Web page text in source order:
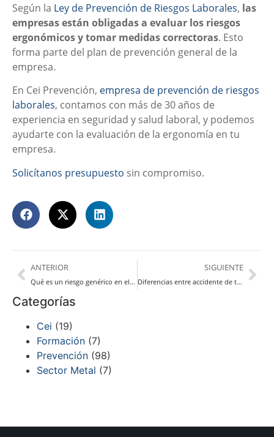
Según la Ley de Prevención de Riesgos Laborales, las
empresas están obligadas a evaluar los riesgos
ergonómicos y tomar medidas correctoras. Esto
forma parte del plan de prevención general de la
empresa.
En Cei Prevención, empresa de prevención de riesgos
laborales, contamos con más de 30 años de
experiencia en seguridad y salud laboral, y podemos
ayudarte con la evaluación de la ergonomía en tu
empresa.
Solicítanos presupuesto sin compromiso.
ANTERIOR
Qué es un riesgo genérico en el trabajo
SIGUIENTE
Diferencias entre accidente de trabajo y enfermedad profesional
Categorías
Cei (19)
Formación (7)
Prevención (98)
Sector Metal (7)